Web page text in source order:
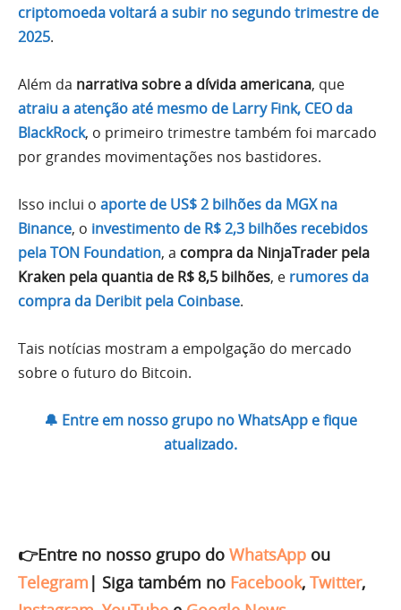
criptomoeda voltará a subir no segundo trimestre de
2025.
Além da narrativa sobre a dívida americana, que
atraiu a atenção até mesmo de Larry Fink, CEO da
BlackRock, o primeiro trimestre também foi marcado
por grandes movimentações nos bastidores.
Isso inclui o aporte de US$ 2 bilhões da MGX na
Binance, o investimento de R$ 2,3 bilhões recebidos
pela TON Foundation, a compra da NinjaTrader pela
Kraken pela quantia de R$ 8,5 bilhões, e rumores da
compra da Deribit pela Coinbase.
Tais notícias mostram a empolgação do mercado
sobre o futuro do Bitcoin.
🔔 Entre em nosso grupo no WhatsApp e fique
atualizado.
👉Entre no nosso grupo do WhatsApp ou
Telegram | Siga também no Facebook, Twitter,